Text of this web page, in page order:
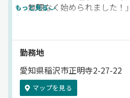
配送件数も多くないので
／／
「プライベートも大切にした
その願いも叶いますよ♪
無理なく始められました！」
元々、土木系の現場で働いてい
運送業は全く初めてでしたが
もっと見る
勤務地
愛知県稲沢市正明寺2-27-22
マップを見る